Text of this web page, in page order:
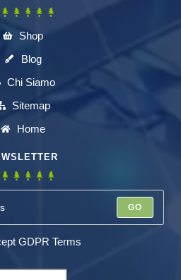
Shop
Blog
Chi Siamo
Sitemap
Home
GO
GDPR Terms